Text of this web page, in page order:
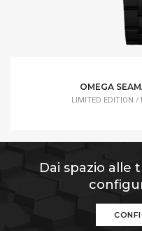
OMEGA
LIMITED EDITION /
Dai spazio alle